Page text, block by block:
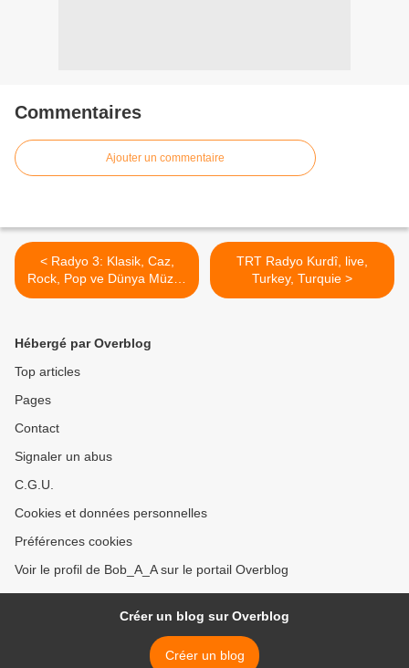
Commentaires
Ajouter un commentaire
< Radyo 3: Klasik, Caz,
Rock, Pop ve Dünya Müziği
live, Turkye, Turquie
TRT Radyo Kurdî, live,
Turkey, Turquie >
Hébergé par Overblog
Top articles
Pages
Contact
Signaler un abus
C.G.U.
Cookies et données personnelles
Préférences cookies
Voir le profil de Bob_A_A sur le portail Overblog
Créer un blog sur Overblog
Créer un blog